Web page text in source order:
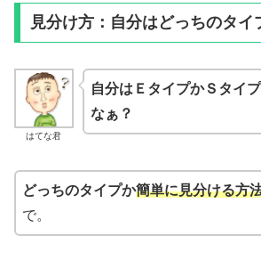
見分け方：自分はどっちのタイ
はてな君
自分はＥタイプかＳタイ
なぁ？
どっちのタイプか簡単に見分ける方
で。